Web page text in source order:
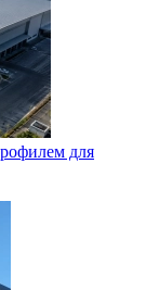
для